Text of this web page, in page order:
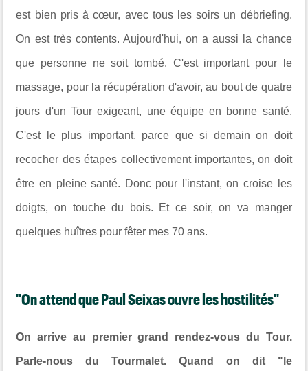
est bien pris à cœur, avec tous les soirs un débriefing.
On est très contents. Aujourd'hui, on a aussi la chance
que personne ne soit tombé. C'est important pour le
massage, pour la récupération d'avoir, au bout de quatre
jours d'un Tour exigeant, une équipe en bonne santé.
C'est le plus important, parce que si demain on doit
recocher des étapes collectivement importantes, on doit
être en pleine santé. Donc pour l'instant, on croise les
doigts, on touche du bois. Et ce soir, on va manger
quelques huîtres pour fêter mes 70 ans.
"On attend que Paul Seixas ouvre les hostilités"
On arrive au premier grand rendez-vous du Tour.
Parle-nous du Tourmalet. Quand on dit "le